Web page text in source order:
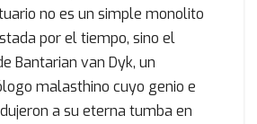
no es un simple monolito
por el tiempo, sino el
Bantarian van Dyk, un
malasthino cuyo genio e
a su eterna tumba en